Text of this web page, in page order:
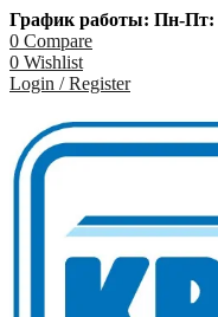
График работы: Пн-Пт:
0 Compare
0 Wishlist
Login / Register